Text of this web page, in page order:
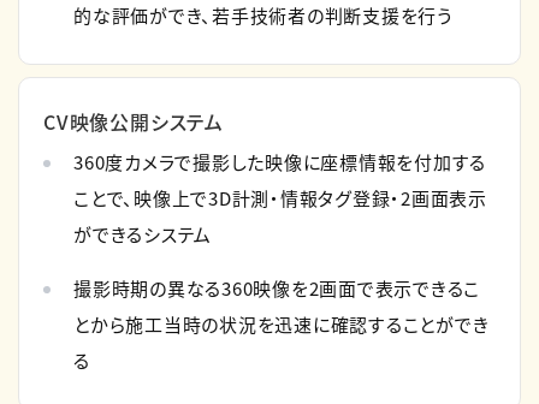
的な評価ができ、若手技術者の判断支援を行う
CV映像公開システム
360度カメラで撮影した映像に座標情報を付加する
ことで、映像上で3D計測・情報タグ登録・2画面表示
ができるシステム
撮影時期の異なる360映像を2画面で表示できるこ
とから施工当時の状況を迅速に確認することができ
る